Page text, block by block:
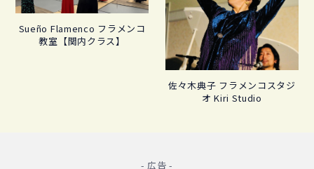
- 広告 -
Sueño Flamenco フラメンコ
教室【関内クラス】
佐々木典子 フラメンコスタジ
オ Kiri Studio